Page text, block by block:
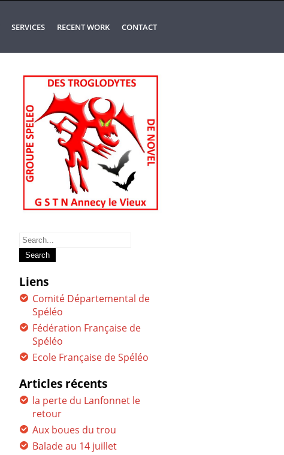
SERVICES RECENT WORK CONTACT
Search
for:
Liens
Comité Départemental de
Spéléo
Fédération Française de
Spéléo
Ecole Française de Spéléo
Articles récents
la perte du Lanfonnet le
retour
Aux boues du trou
Balade au 14 juillet